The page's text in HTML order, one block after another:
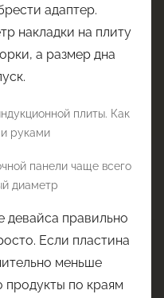
адаптер.
накладки на плиту
а размер дна
панели чаще всего
диаметр
правильно
Если пластина
меньше
продукты по краям